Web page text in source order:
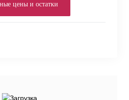
цены и остатки